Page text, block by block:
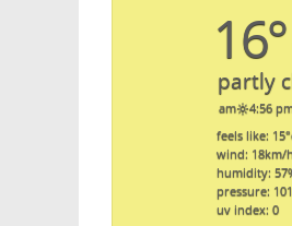
16°
partly
4:56
feels like: 15
wind: 18km/h
humidity: 57
pressure:
uv index: 0